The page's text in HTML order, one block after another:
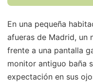
En una pequeña
afueras de Madrid, un
frente a una pantalla
monitor antiguo baña
expectación en sus